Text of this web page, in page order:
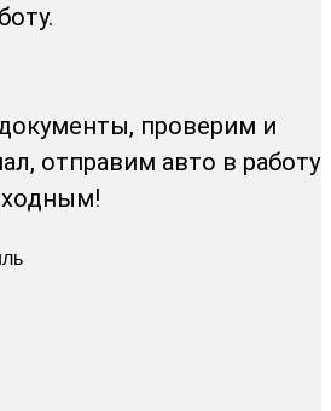
проверим и
отправим авто в работу